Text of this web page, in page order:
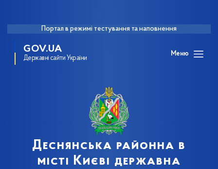
Портал в режимі тестування та наповнення
GOV.UA
Державні сайти України
Меню
Деснянська районна в
місті Києві державна